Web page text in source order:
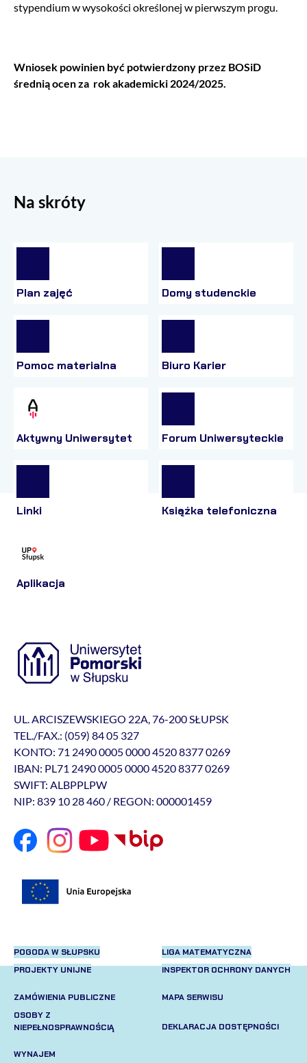
stypendium w wysokości określonej w pierwszym progu.
Wniosek powinien być potwierdzony przez BOSiD
średnią ocen za rok akademicki 2024/2025.
Na skróty
Plan zajęć Domy studenckie
Pomoc materialna Biuro Karier
Aktywny Uniwersytet Forum Uniwersyteckie
Linki Książka telefoniczna
Aplikacja
UL. ARCISZEWSKIEGO 22A, 76-200 SŁUPSK
TEL./FAX.: (059) 84 05 327
KONTO: 71 2490 0005 0000 4520 8377 0269
IBAN: PL71 2490 0005 0000 4520 8377 0269
SWIFT: ALBPPLPW
NIP: 839 10 28 460 / REGON: 000001459
POGODA W SŁUPSKU
PROJEKTY UNIJNE
LIGA MATEMATYCZNA
INSPEKTOR OCHRONY DANYCH
ZAMÓWIENIA PUBLICZNE
OSOBY Z
NIEPEŁNOSPRAWNOŚCIĄ
MAPA SERWISU
DEKLARACJA DOSTĘPNOŚCI
WYNAJEM